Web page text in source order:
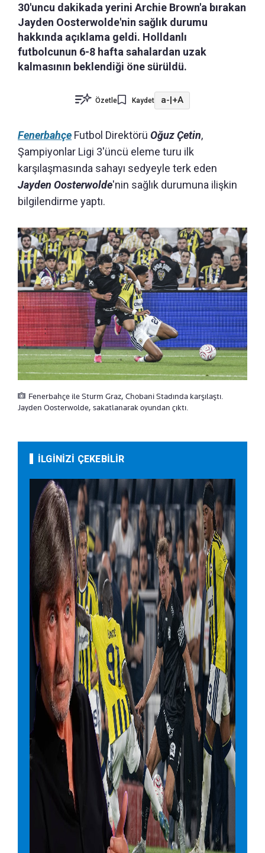
30'uncu dakikada yerini Archie Brown'a bırakan
Jayden Oosterwolde'nin sağlık durumu
hakkında açıklama geldi. Holldanlı
futbolcunun 6-8 hafta sahalardan uzak
kalmasının beklendiği öne sürüldü.
Özetle Kaydet a-|+A
Fenerbahçe Futbol Direktörü Oğuz Çetin,
Şampiyonlar Ligi 3'üncü eleme turu ilk
karşılaşmasında sahayı sedyeyle terk eden
Jayden Oosterwolde'nin sağlık durumuna ilişkin
bilgilendirme yaptı.
Fenerbahçe ile Sturm Graz, Chobani Stadında karşılaştı.
Jayden Oosterwolde, sakatlanarak oyundan çıktı.
İLGİNİZİ ÇEKEBİLİR